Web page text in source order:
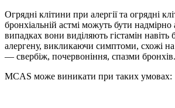
Огрядні клітини при алергіїта огрядні
бронхіальній астмі можуть бути
випадках вони виділяють гістамін навіть
алергену, викликаючи симптоми, схожі на
— свербіж, почервоніння, спазми бронхів.
MCAS може виникати при таких умовах: